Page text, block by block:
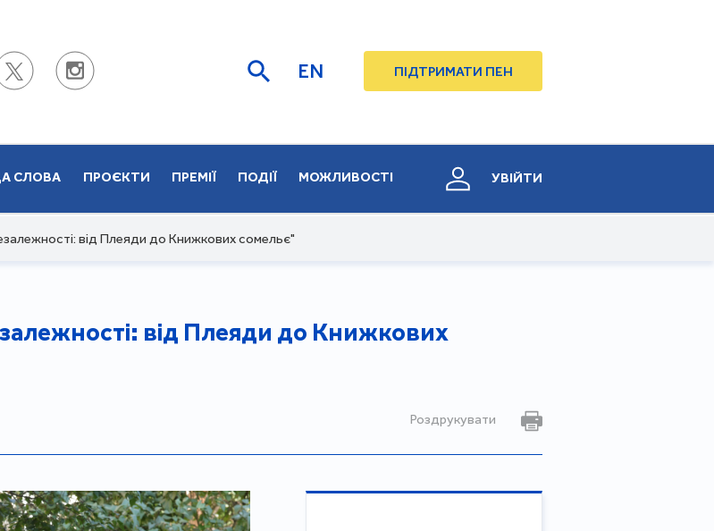
EN ПІДТРИМАТИ ПЕН
СЛОВА ПРОЄКТИ ПРЕМІЇ ПОДІЇ МОЖЛИВОСТІ УВІЙТИ
від Плеяди до Книжкових сомельє"
від Плеяди до Книжкових
Роздрукувати